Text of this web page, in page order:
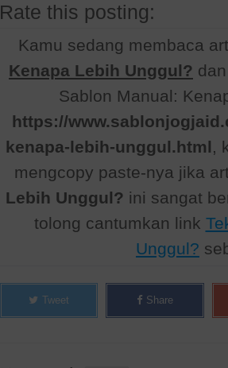
Rate this posting:
Kamu sedang membaca
Kenapa Lebih Unggul?
Sablon Manual:
https://
kenapa-lebih-unggul.html
mengcopy paste-nya jika
Lebih Unggul? ini sangat
tolong cantumkan link
Unggul?
Tweet Share